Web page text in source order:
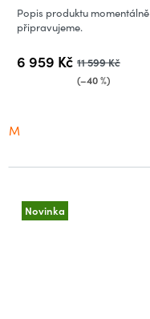
6 959 Kč 11 599 Kč
(–40 %)
Popis produktu momentálně
připravujeme.
M
Novinka